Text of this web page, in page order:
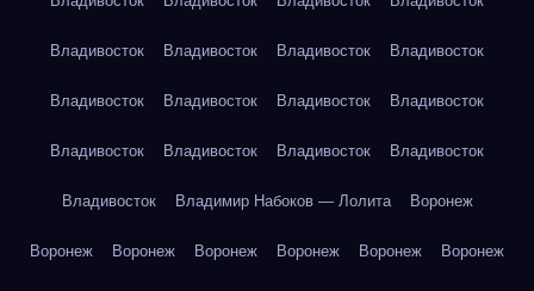
Владивосток Владивосток Владивосток Владивосток
Владивосток Владивосток Владивосток Владивосток
Владивосток Владивосток Владивосток Владивосток
Владивосток Владимир Набоков — Лолита Воронеж
Воронеж Воронеж Воронеж Воронеж Воронеж Воронеж